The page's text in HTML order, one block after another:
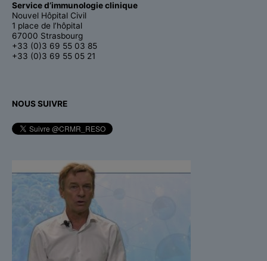
Service d’immunologie clinique
Nouvel Hôpital Civil
1 place de l’hôpital
67000 Strasbourg
+33 (0)3 69 55 03 85
+33 (0)3 69 55 05 21
NOUS SUIVRE